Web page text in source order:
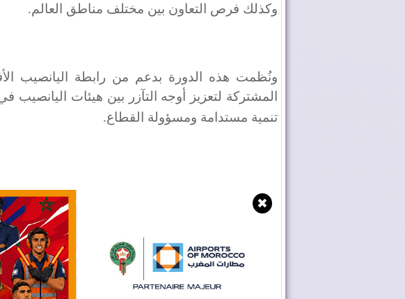
وكذلك فرص التعاون بين مختلف مناطق العالم.
ونُظمت هذه الدورة بدعم من رابطة اليانصيب
المشتركة لتعزيز أوجه التآزر بين هيئات اليانصيب
تنمية مستدامة ومسؤولة القطاع.
✖